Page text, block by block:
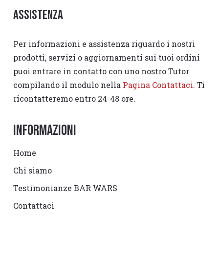
Assistenza
Per informazioni e assistenza riguardo i nostri
prodotti, servizi o aggiornamenti sui tuoi ordini
puoi entrare in contatto con uno nostro Tutor
compilando il modulo nella Pagina Contattaci. Ti
ricontatteremo entro 24-48 ore.
Informazioni
Home
Chi siamo
Testimonianze BAR WARS
Contattaci